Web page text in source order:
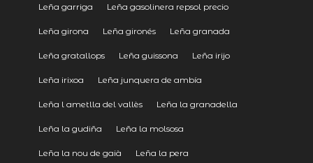
Leña garriga Leña gasolinera repsol precio
Leña girona Leña gironés Leña granada
Leña gratallops Leña guissona Leña irijo
Leña irixoa Leña junquera de ambía
Leña l ametlla del vallès Leña la granadella
Leña la gudiña Leña la molsosa
Leña la nou de gaià Leña la pera